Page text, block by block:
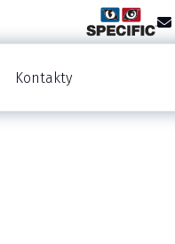
Kontakty